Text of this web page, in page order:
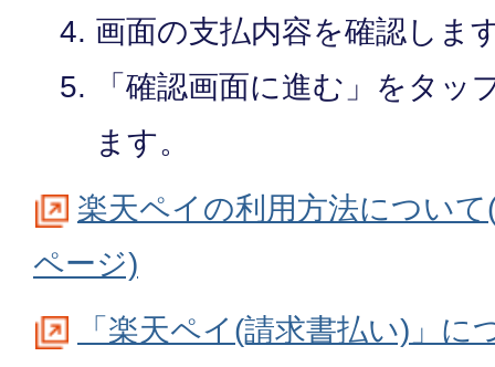
画面の支払内容を確認しま
「確認画面に進む」をタッ
ます。
楽天ペイの利用方法につい
ページ)
「楽天ペイ(請求書払い)」